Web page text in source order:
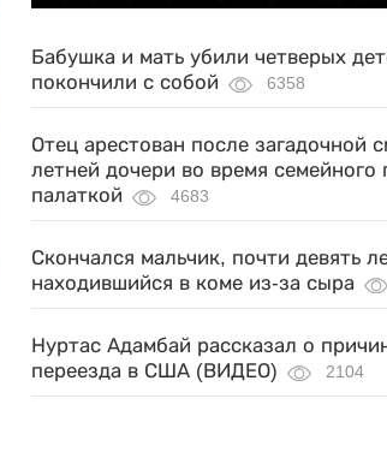
Бабушка и мать убили четверых
покончили с собой
6358
Отец арестован после загадочной
летней дочери во время семейного
палаткой
4683
Скончался мальчик, почти девять
находившийся в коме из-за сыра
Нуртас Адамбай рассказал о
переезда в США (ВИДЕО)
2104